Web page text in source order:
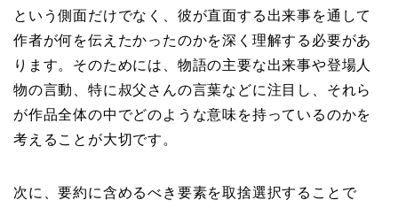
という側面だけでなく、彼が直面する出来事を通して
作者が何を伝えたかったのかを深く理解する必要があ
ります。そのためには、物語の主要な出来事や登場人
物の言動、特に叔父さんの言葉などに注目し、それら
が作品全体の中でどのような意味を持っているのかを
考えることが大切です。
次に、要約に含めるべき要素を取捨選択することで